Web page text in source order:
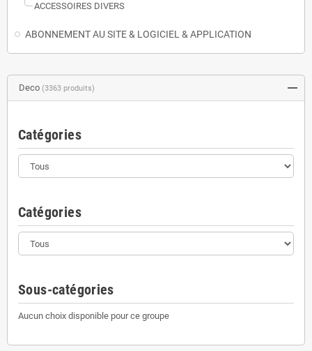
ACCESSOIRES DIVERS
ABONNEMENT AU SITE & LOGICIEL & APPLICATION
Deco (3363 produits)
Catégories
Catégories
Sous-catégories
Aucun choix disponible pour ce groupe